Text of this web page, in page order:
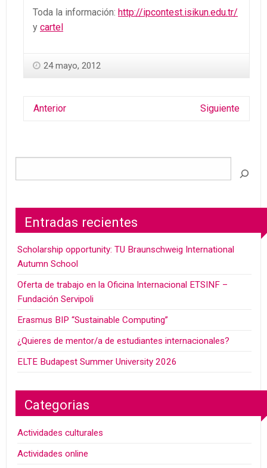
Toda la información: http://ipcontest.isikun.edu.tr/
y cartel
24 mayo, 2012
Anterior Siguiente
Entradas recientes
Scholarship opportunity: TU Braunschweig International
Autumn School
Oferta de trabajo en la Oficina Internacional ETSINF –
Fundación Servipoli
Erasmus BIP “Sustainable Computing”
¿Quieres de mentor/a de estudiantes internacionales?
ELTE Budapest Summer University 2026
Categorias
Actividades culturales
Actividades online